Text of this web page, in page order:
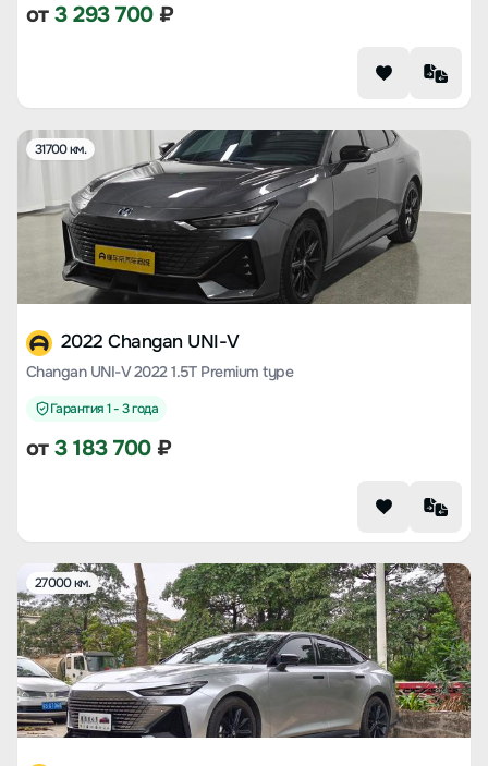
от3 293 700₽
31700 км.
2022 Changan UNI-V
Changan UNI-V 2022 1.5T Premium type
Гарантия 1 - 3 года
от3 183 700₽
27000 км.